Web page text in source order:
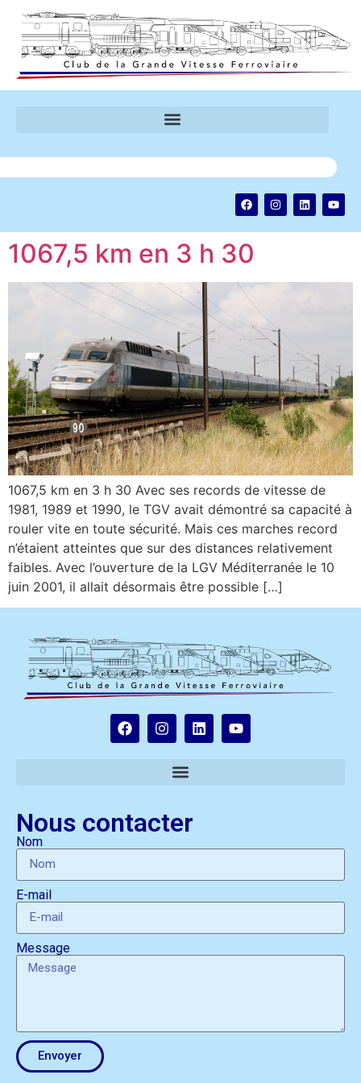
1067,5 km en 3 h 30
1067,5 km en 3 h 30 Avec ses records de vitesse de
1981, 1989 et 1990, le TGV avait démontré sa capacité à
rouler vite en toute sécurité. Mais ces marches record
n’étaient atteintes que sur des distances relativement
faibles. Avec l’ouverture de la LGV Méditerranée le 10
juin 2001, il allait désormais être possible […]
Nous contacter
Nom
E-mail
Message
Envoyer